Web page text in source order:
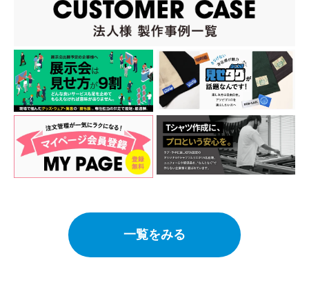
一覧をみる